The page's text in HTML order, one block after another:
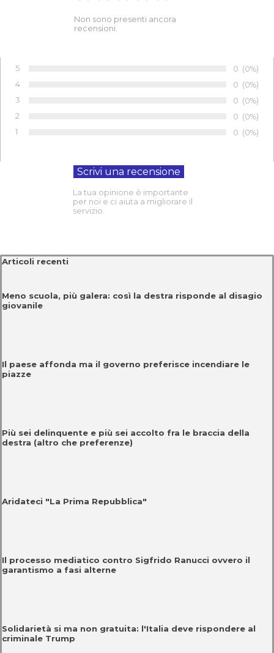
Non sono presenti ancora
recensioni.
5 Numero
0 (0%)
4 Numero
0 (0%)
3 Numero
0 (0%)
2 Numero
0 (0%)
1 Numero
0 (0%)
La tua opinione è importante
per noi e ci aiuta a migliorare il
servizio.
Salta blocco Articoli recenti
Articoli recenti
Meno scuola, più galera: così la destra risponde al disagio
giovanile
Il paese affonda ma il governo preferisce incendiare le
piazze
Più sei delinquente e più sei accolto fra le braccia della
destra (altro che preferenze)
Aridateci "La Prima Repubblica"
Il processo mediatico contro Sigfrido Ranucci ovvero il
garantismo a fasi alterne
Solidarietà si ma non gratuita: l'Italia deve rispondere al
criminale Trump